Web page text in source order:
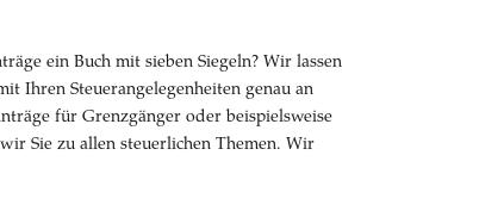
ein Buch mit sieben Siegeln? Wir lassen
Ihren Steuerangelegenheiten genau an
für Grenzgänger oder beispielsweise
Sie zu allen steuerlichen Themen. Wir